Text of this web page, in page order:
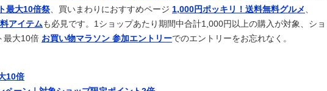
体のカードパワーは高いと思うが・・・。
リーグに最多9人の日本人が集結！スタメン出場の選手は意外と少なそう？
ピザデブ、断ピザ4日目だけど禁断症状出てヤバイ....
新奈、単独で外番組初出演ｷﾀ━(ﾟ∀ﾟ)━!!!!
最大10倍祭、買いまわりにおすすめページ 1,000円ポッキリ！送料無料グルメ 、
アイテムも必見です。1ショップあたり期間中合計1,000円以上の購入が対象、ショ
最大10倍 お買い物マラソン 参加エントリーでのエントリーをお忘れなく。
10倍